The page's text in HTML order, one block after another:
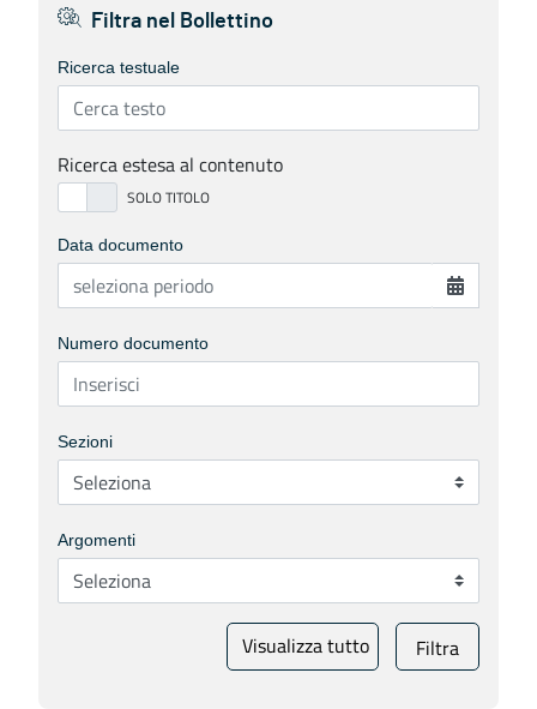
Filtra nel Bollettino
Ricerca testuale
Ricerca estesa al contenuto
Data documento
Numero documento
Sezioni
Argomenti
Visualizza tutto Filtra